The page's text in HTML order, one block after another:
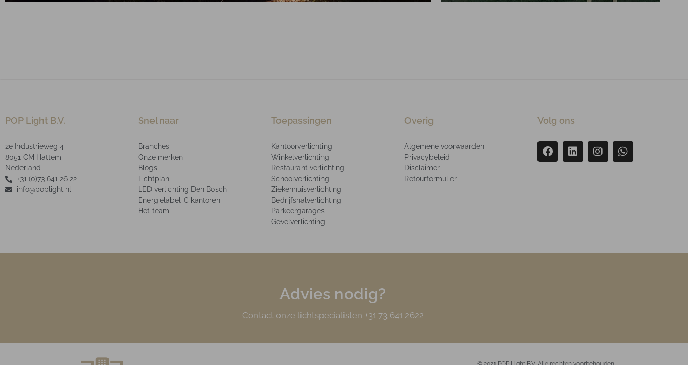
POP Light B.V.
2e Industrieweg 4
8051 CM Hattem
Nederland
+31 (0)73 641 26 22
info@poplight.nl
Snel naar
Branches
Onze merken
Blogs
Lichtplan
LED verlichting Den Bosch
Energielabel-C kantoren
Het team
Toepassingen
Kantoorverlichting
Winkelverlichting
Restaurant verlichting
Schoolverlichting
Ziekenhuisverlichting
Bedrijfshalverlichting
Parkeergarages
Gevelverlichting
Overig
Algemene voorwaarden
Privacybeleid
Disclaimer
Retourformulier
Volg ons
Advies nodig?
Contact onze lichtspecialisten +31 73 641 2622